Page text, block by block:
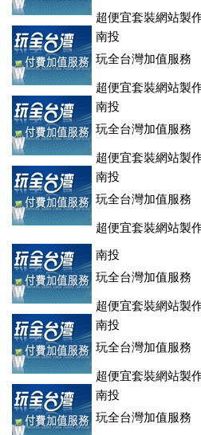
超便宜套裝網站製
登、訂房系統、客房委託旅行社銷
南投
玩全台灣加值服務
超便宜套裝網站製
登、訂房系統、客房委託旅行社銷
南投
玩全台灣加值服務
超便宜套裝網站製
登、訂房系統、客房委託旅行社銷
南投
玩全台灣加值服務
超便宜套裝網站製
登、訂房系統、客房委託旅行社銷
南投
玩全台灣加值服務
超便宜套裝網站製
登、訂房系統、客房委託旅行社銷
南投
玩全台灣加值服務
超便宜套裝網站製
登、訂房系統、客房委託旅行社銷
南投
玩全台灣加值服務